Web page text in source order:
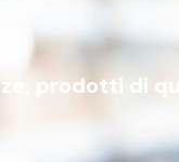
prodotti di